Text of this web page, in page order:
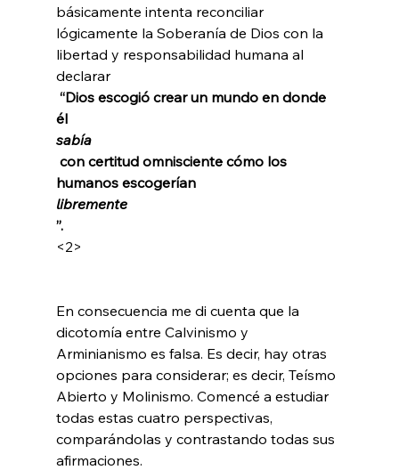
básicamente intenta reconciliar
lógicamente la Soberanía de Dios con la
libertad y responsabilidad humana al
declarar
él
sabía
humanos escogerían
libremente
”.
<2>
En consecuencia me di cuenta que la
dicotomía entre Calvinismo y
Arminianismo es falsa. Es decir, hay otras
opciones para considerar; es decir, Teísmo
Abierto y Molinismo. Comencé a estudiar
todas estas cuatro perspectivas,
comparándolas y contrastando todas sus
afirmaciones.